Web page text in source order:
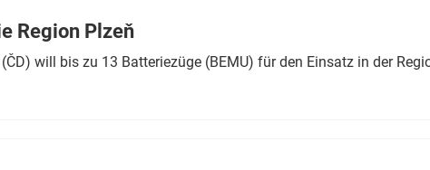
Region Plzeň
will bis zu 13 Batteriezüge (BEMU) für den Einsatz in der